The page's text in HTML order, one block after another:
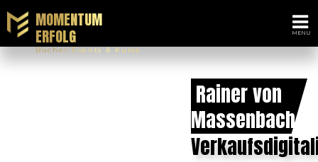
MOMENTUM
ERFOLG
Bücher Events & Kurse
Rainer von
Massenbach